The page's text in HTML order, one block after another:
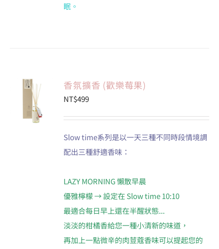
眠。
物車
詳
情
香氛擴香 (歡樂莓果)
NT$499
Slow time系列是以一天三種不同時段情境調
配出三種舒適香味：
LAZY MORNING 懶散早晨
優雅檸檬 → 設定在 Slow time 10:10
最適合每日早上還在半醒狀態...
淡淡的柑橘香給您一種小清新的味道，
再加上一點微辛的肉荳蔻香味可以提起您的